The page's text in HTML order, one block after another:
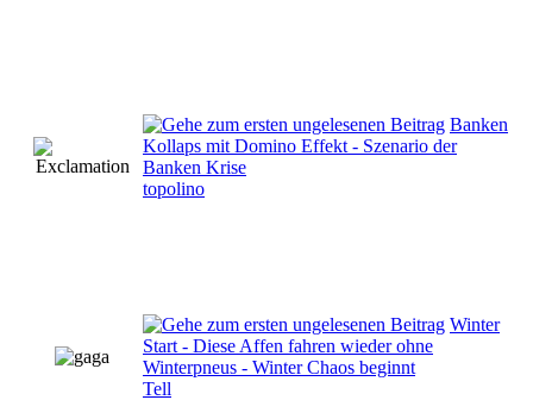
Banken
Kollaps mit Domino Effekt - Szenario der
Banken Krise
topolino
Winter
Start - Diese Affen fahren wieder ohne
Winterpneus - Winter Chaos beginnt
Tell